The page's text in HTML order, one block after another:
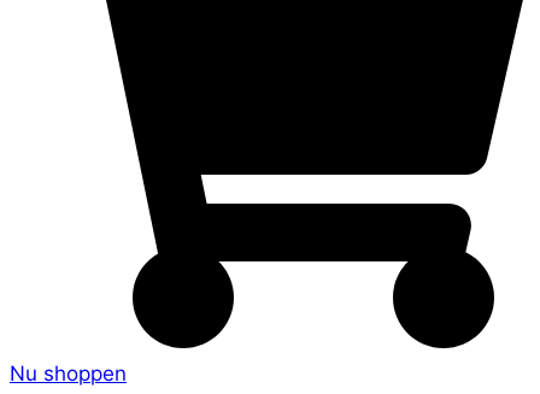
Nu shoppen